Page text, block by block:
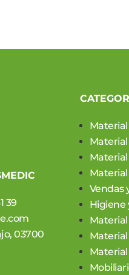
39
03700
Vendas
Higiene